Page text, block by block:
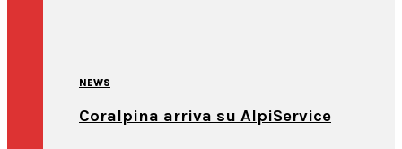
NEWS
Coralpina arriva su AlpiService